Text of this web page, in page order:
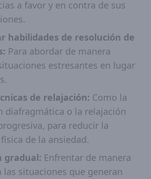
a favor y en contra de sus
habilidades de resolución de
Para abordar de manera
estresantes en lugar
de relajación: Como la
diafragmática o la relajación
para reducir la
de la ansiedad.
gradual: Enfrentar de manera
las situaciones que generan